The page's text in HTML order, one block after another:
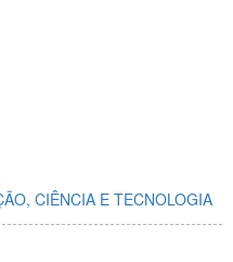
CIÊNCIA E TECNOLOGIA